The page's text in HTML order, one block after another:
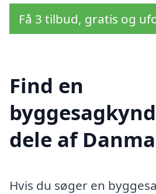
Få 3 tilbud, gratis og
Find en
dele af
Hvis du søger en